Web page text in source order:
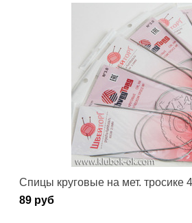
Спицы круговые на мет. тросике
89 руб